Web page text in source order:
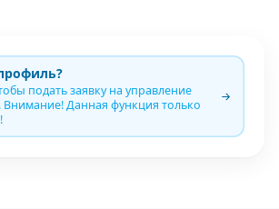
подать заявку на управление
Внимание! Данная функция только